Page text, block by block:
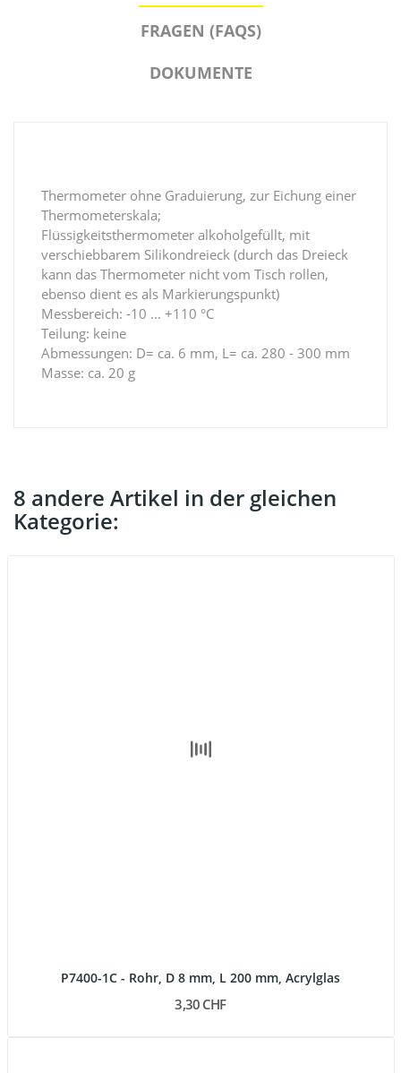
FRAGEN (FAQS)
DOKUMENTE
Thermometer ohne Graduierung, zur Eichung einer
Thermometerskala;
Flüssigkeitsthermometer alkoholgefüllt, mit
verschiebbarem Silikondreieck (durch das Dreieck
kann das Thermometer nicht vom Tisch rollen,
ebenso dient es als Markierungspunkt)
Messbereich: -10 ... +110 °C
Teilung: keine
Abmessungen: D= ca. 6 mm, L= ca. 280 - 300 mm
Masse: ca. 20 g
8 andere Artikel in der gleichen
Kategorie:
P7400-1C - Rohr, D 8 mm, L 200 mm, Acrylglas
3,30 CHF